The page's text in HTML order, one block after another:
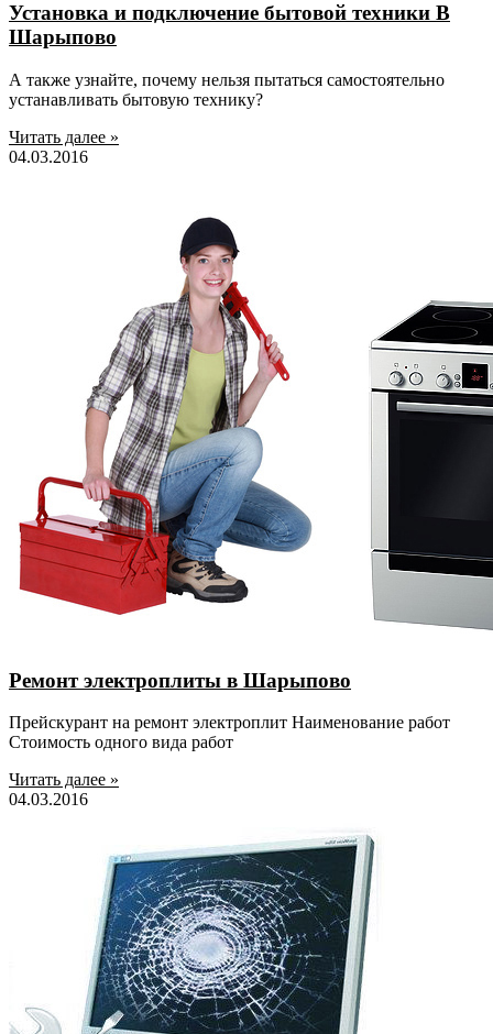
Установка и подключение бытовой техники В
Шарыпово
А также узнайте, почему нельзя пытаться самостоятельно
устанавливать бытовую технику?
Читать далее »
04.03.2016
Ремонт электроплиты в Шарыпово
Прейскурант на ремонт электроплит Наименование работ
Стоимость одного вида работ
Читать далее »
04.03.2016